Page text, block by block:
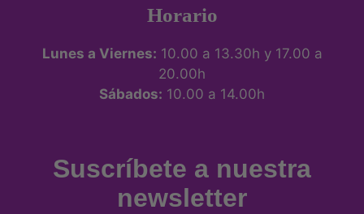
Horario
Lunes a Viernes: 10.00 a 13.30h y 17.00 a
20.00h
Sábados: 10.00 a 14.00h
Suscríbete a nuestra
newsletter